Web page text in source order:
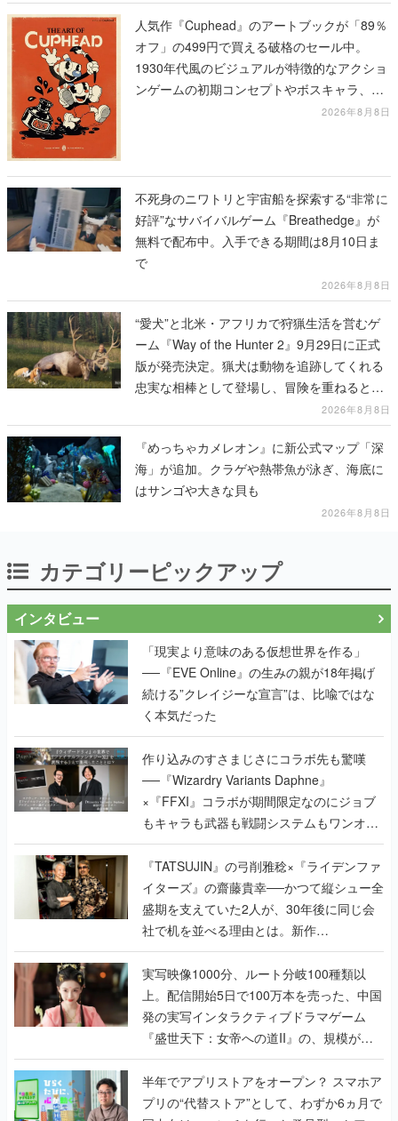
人気作『Cuphead』のアートブックが「89％
オフ」の499円で買える破格のセール中。
1930年代風のビジュアルが特徴的なアクショ
ンゲームの初期コンセプトやボスキャラ、ス
2026年8月8日
不死身のニワトリと宇宙船を探索する“非常に
好評”なサバイバルゲーム『Breathedge』が
無料で配布中。入手できる期間は8月10日ま
で
2026年8月8日
“愛犬”と北米・アフリカで狩猟生活を営むゲ
ーム『Way of the Hunter 2』9月29日に正式
版が発売決定。猟犬は動物を追跡してくれる
忠実な相棒として登場し、冒険を重ねると成
2026年8月8日
『めっちゃカメレオン』に新公式マップ「深
海」が追加。クラゲや熱帯魚が泳ぎ、海底に
はサンゴや大きな貝も
2026年8月8日
カテゴリーピックアップ
インタビュー
「現実より意味のある仮想世界を作る」
──『EVE Online』の生みの親が18年掲げ
続ける”クレイジーな宣言”は、比喩ではな
く本気だった
作り込みのすさまじさにコラボ先も驚嘆
──『Wizardry Variants Daphne』
×『FFXI』コラボが期間限定なのにジョブ
もキャラも武器も戦闘システムもワンオフ
で作り込まれた理由を両ディレクターに聞
く
『TATSUJIN』の弓削雅稔×『ライデンファ
イターズ』の齋藤貴幸──かつて縦シュー全
盛期を支えていた2人が、30年後に同じ会
社で机を並べる理由とは。新作
『TATSUJIN EXTREME』で初タッグを組
んだレジェンド2人に訊く開発秘話
実写映像1000分、ルート分岐100種類以
上。配信開始5日で100万本を売った、中国
発の実写インタラクティブドラマゲーム
『盛世天下：女帝への道II』の、規模が違
うこだわりをプロデューサーに聞いた
半年でアプリストアをオープン？ スマホア
プリの“代替ストア”として、わずか6ヵ月で